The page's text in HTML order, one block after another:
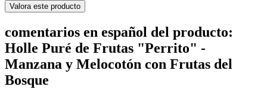
Valora este producto
comentarios en español del producto:
Holle Puré de Frutas "Perrito" -
Manzana y Melocotón con Frutas del
Bosque